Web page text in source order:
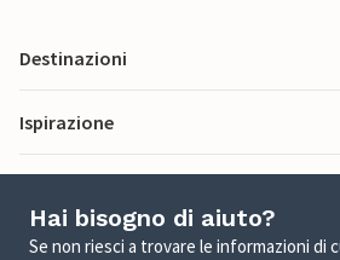
Destinazioni
Ispirazione
Hai bisogno di aiuto?
Se non riesci a trovare le informazioni di